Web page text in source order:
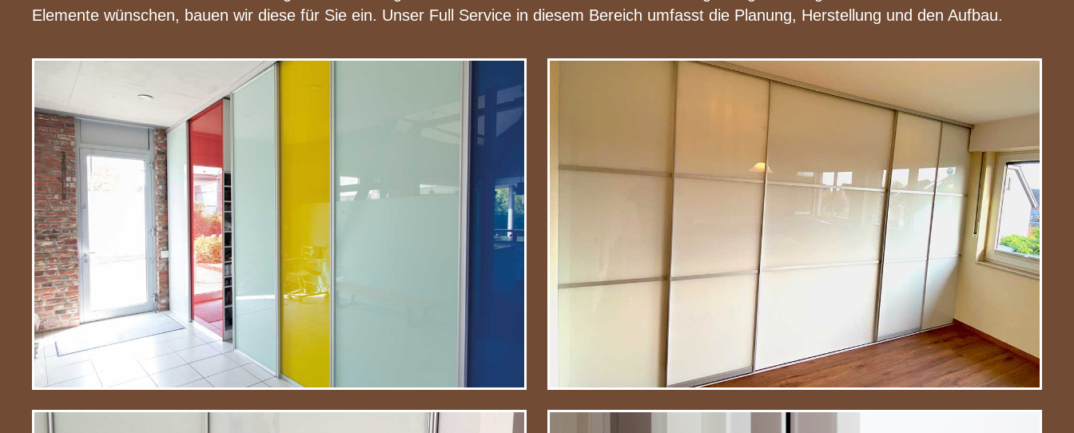
Elemente wünschen, bauen wir diese für Sie ein. Unser Full Service in diesem Bereich umfasst die Planung, Herstellung und den Aufbau.